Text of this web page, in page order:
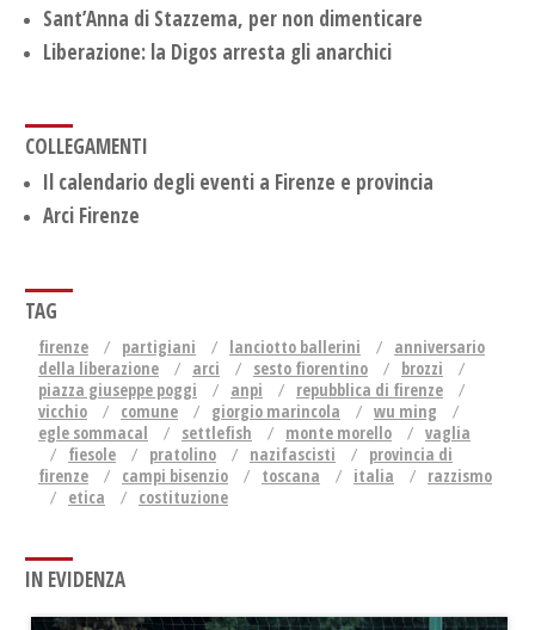
Sant’Anna di Stazzema, per non dimenticare
Liberazione: la Digos arresta gli anarchici
COLLEGAMENTI
Il calendario degli eventi a Firenze e provincia
Arci Firenze
TAG
firenze partigiani lanciotto ballerini
anniversario
della liberazione
arci sesto fiorentino
brozzi
piazza giuseppe poggi
anpi
repubblica di firenze
vicchio
comune giorgio marincola
wu ming
egle sommacal
settlefish monte morello
vaglia
fiesole
pratolino nazifascisti
provincia di
firenze
campi bisenzio toscana italia
razzismo
etica
costituzione
IN EVIDENZA